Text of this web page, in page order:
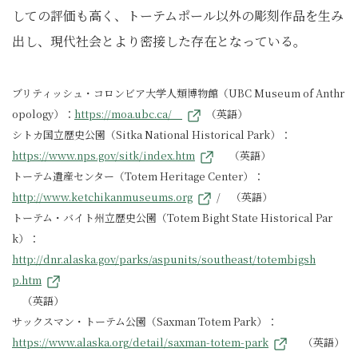
しての評価も高く、トーテムポール以外の彫刻作品を生み
出し、現代社会とより密接した存在となっている。
ブリティッシュ・コロンビア大学人類博物館（UBC Museum of Anthr
opology）： https://moa.ubc.ca/
（英語）
シトカ国立歴史公園（Sitka National Historical Park）：
https://www.nps.gov/sitk/index.htm
（英語）
トーテム遺産センター（Totem Heritage Center）：
http://www.ketchikanmuseums.org
/ （英語）
トーテム・バイト州立歴史公園（Totem Bight State Historical Par
k）：
http://dnr.alaska.gov/parks/aspunits/southeast/totembigsh
p.htm
（英語）
サックスマン・トーテム公園（Saxman Totem Park）：
https://www.alaska.org/detail/saxman-totem-park
（英語）